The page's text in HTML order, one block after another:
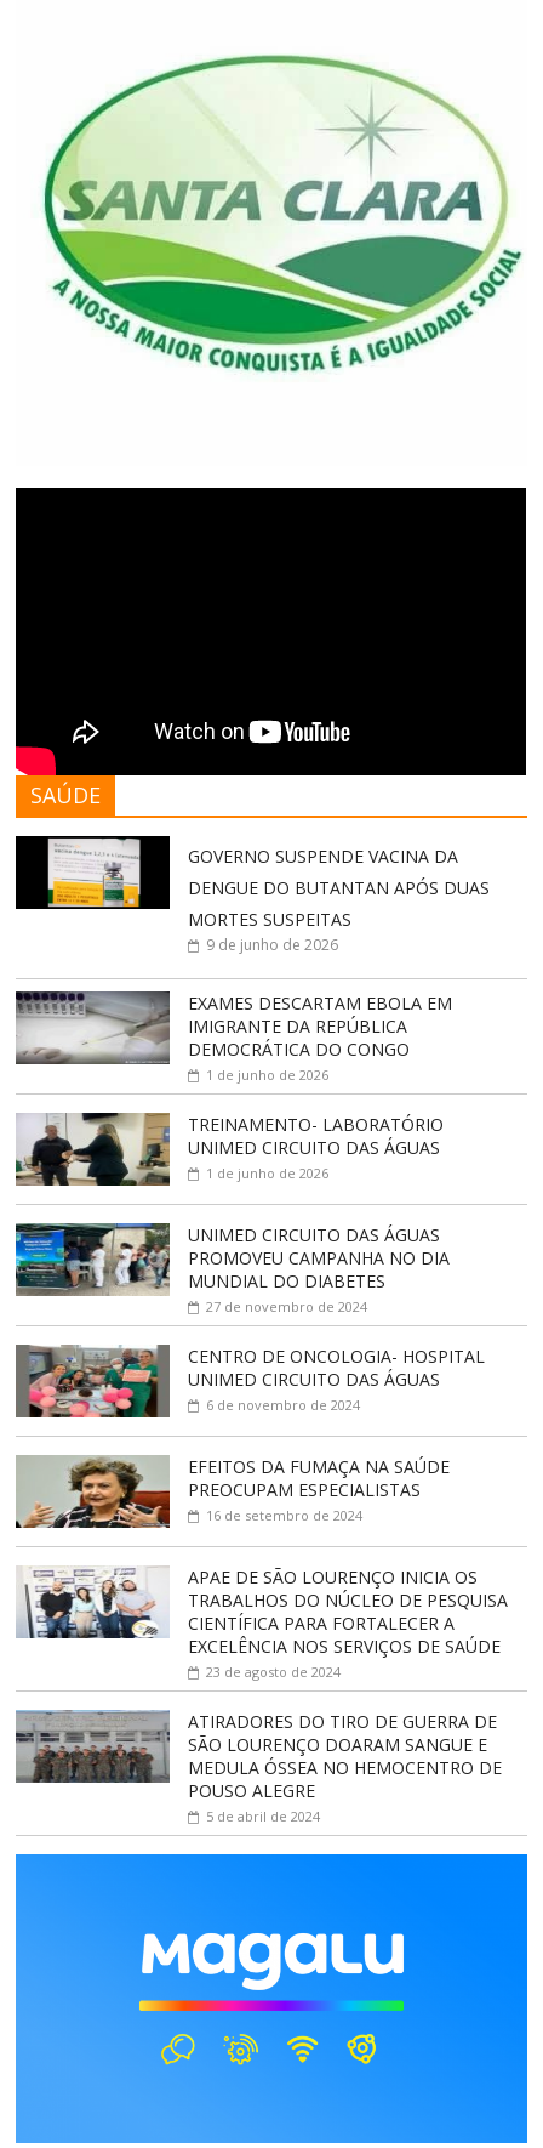
SAÚDE
GOVERNO SUSPENDE VACINA DA
DENGUE DO BUTANTAN APÓS DUAS
MORTES SUSPEITAS
9 de junho de 2026
EXAMES DESCARTAM EBOLA EM
IMIGRANTE DA REPÚBLICA
DEMOCRÁTICA DO CONGO
1 de junho de 2026
TREINAMENTO- LABORATÓRIO
UNIMED CIRCUITO DAS ÁGUAS
1 de junho de 2026
UNIMED CIRCUITO DAS ÁGUAS
PROMOVEU CAMPANHA NO DIA
MUNDIAL DO DIABETES
27 de novembro de 2024
CENTRO DE ONCOLOGIA- HOSPITAL
UNIMED CIRCUITO DAS ÁGUAS
6 de novembro de 2024
EFEITOS DA FUMAÇA NA SAÚDE
PREOCUPAM ESPECIALISTAS
16 de setembro de 2024
APAE DE SÃO LOURENÇO INICIA OS
TRABALHOS DO NÚCLEO DE PESQUISA
CIENTÍFICA PARA FORTALECER A
EXCELÊNCIA NOS SERVIÇOS DE SAÚDE
23 de agosto de 2024
ATIRADORES DO TIRO DE GUERRA DE
SÃO LOURENÇO DOARAM SANGUE E
MEDULA ÓSSEA NO HEMOCENTRO DE
POUSO ALEGRE
5 de abril de 2024